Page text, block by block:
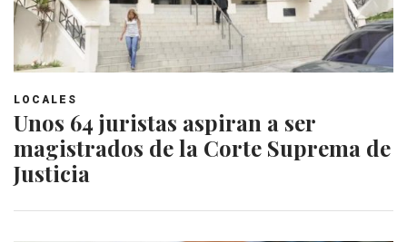
LOCALES
Unos 64 juristas aspiran a ser
magistrados de la Corte Suprema de
Justicia